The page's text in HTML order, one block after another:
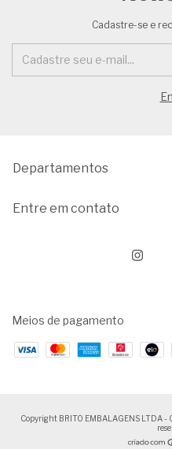
Cadastre-se e
Departamentos
Entre em contato
Meios de pagamento
Copyright BRITO EMBALAGENS LTDA